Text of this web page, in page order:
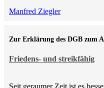
Manfred Ziegler
Friedens- und streikfähig
Zur Erklärung des DGB zum